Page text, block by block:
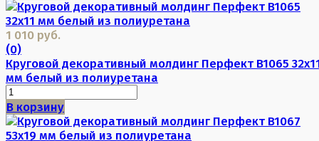
1 010 руб.
(0)
Круговой декоративный молдинг Перфект B1065
мм белый из полиуретана
В корзину